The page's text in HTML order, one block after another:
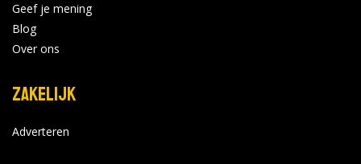
Bekijk de details
mrt
2027
Geef je mening
Blog
Over ons
Zakelijk
Adverteren